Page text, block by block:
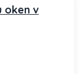
oken v